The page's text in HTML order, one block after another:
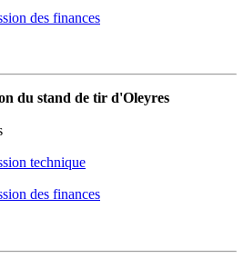
des finances
du stand de tir d'Oleyres
technique
des finances